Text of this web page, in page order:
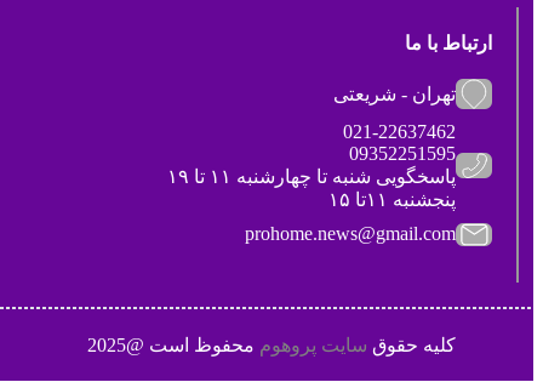
ارتباط با ما
تهران - شریعتی
021-22637462
09352251595
پاسخگویی شنبه تا چهارشنبه ۱۱ تا ۱۹
پنجشنبه ۱۱تا ۱۵
prohome.news@gmail.com
کلیه حقوقسایت پروهوممحفوظ است @2025